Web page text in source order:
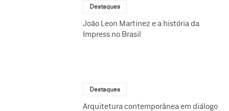
Destaques
João Leon Martinez e a história da
Impress no Brasil
Destaques
Arquitetura contemporânea em diálogo